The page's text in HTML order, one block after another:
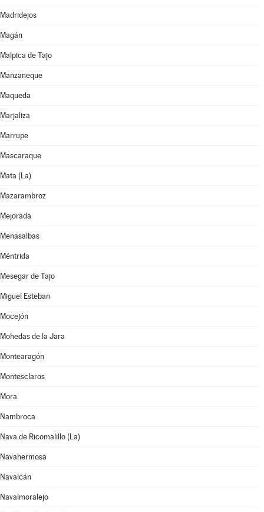
Madridejos
Magán
Malpica de Tajo
Manzaneque
Maqueda
Marjaliza
Marrupe
Mascaraque
Mata (La)
Mazarambroz
Mejorada
Menasalbas
Méntrida
Mesegar de Tajo
Miguel Esteban
Mocejón
Mohedas de la Jara
Montearagón
Montesclaros
Mora
Nambroca
Nava de Ricomalillo (La)
Navahermosa
Navalcán
Navalmoralejo